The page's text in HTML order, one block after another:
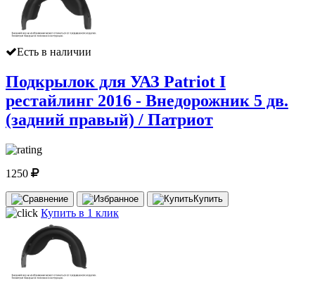
Есть в наличии
Подкрылок для УАЗ Patriot I
рестайлинг 2016 - Внедорожник 5 дв.
(задний правый) / Патриот
1250
Купить
Купить в 1 клик